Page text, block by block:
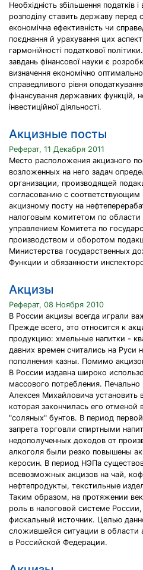
Необхідність збільшення податків
розподілу ставить державу
економічна ефективність чи
поєднання й урахування цих
гармонійності податкової
завдань фінансової науки є
визначення економічно
справедливого рівня
фінансування державних функцій,
інвестиційної діяльності.
Акцизные посты
Реферат, 11 Декабря 2011
Место расположения акцизного
возложенных на него задач
организации, производящей
согласованию с
акцизному посту на
налоговым комитетом по
управлением Комитета по
производством и оборотом
Министерства государственных
Функции и обязанности
Акцизы
Реферат, 08 Ноября 2010
В России акцизы всегда играли
Прежде всего, это относится к
продукцию: хмельные напитки -
давних времен считались на Руси
пополнения казны. Помимо
В России издавна широко
массового потребления. Печально
Алексея Михайловича установить
которая закончилась его отменой
"соляных" бунтов. В период
запрета торговли спиртными
недополученных доходов от
алкоголя были резко повышены
керосин. В период НЭПа
всевозможных акцизов на чай,
нефтепродукты, текстильные
Таким образом, на протяжении
роль в налоговой системе
фискальный источник. Целью
сложившейся ситуации в области
в Российской Федерации.